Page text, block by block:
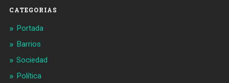
CATEGORIAS
Portada
Barrios
Sociedad
Política